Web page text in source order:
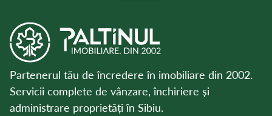
Partenerul tău de încredere în imobiliare din 2002.
Servicii complete de vânzare, închiriere și
administrare proprietăți în Sibiu.